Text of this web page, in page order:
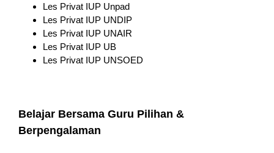
Les Privat IUP Unpad
Les Privat IUP UNDIP
Les Privat IUP UNAIR
Les Privat IUP UB
Les Privat IUP UNSOED
Belajar Bersama Guru Pilihan &
Berpengalaman